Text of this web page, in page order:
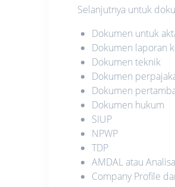
Selanjutnya untuk
Dokumen untuk
Dokumen laporan
Dokumen teknik
Dokumen
Dokumen
Dokumen hukum
SIUP
NPWP
TDP
AMDAL atau
Company Profile